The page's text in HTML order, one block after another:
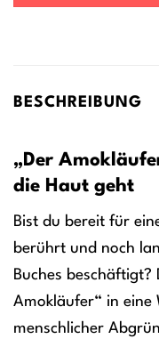
BESCHREIBUNG
„Der
die Haut geht
Bist du bereit für
berührt und noch
Buches beschäftigt?
Amokläufer“ in eine
menschlicher